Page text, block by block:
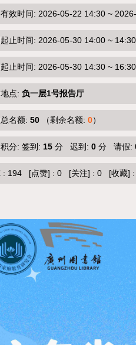
效时间: 2026-05-22 14:30 ~
止时间: 2026-05-30 14:00 ~ 14:30
止时间: 2026-05-30 14:30 ~ 16:30
点: 负一层1号报告厅
名额: 50 （剩余名额: 0）
分: 签到: 15 分 迟到: 0 分 请假:
: 194 [点赞] : 0 [关注] : 0 [收藏]